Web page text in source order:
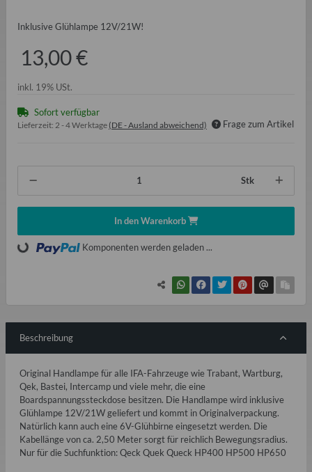
Inklusive Glühlampe 12V/21W!
13,00 €
inkl. 19% USt.
Sofort verfügbar
Lieferzeit: 2 - 4 Werktage (DE - Ausland abweichend) Frage zum Artikel
Stk
In den Warenkorb
Loading... Komponenten werden geladen ...
Beschreibung
Original Handlampe für alle IFA-Fahrzeuge wie Trabant, Wartburg,
Qek, Bastei, Intercamp und viele mehr, die eine
Boardspannungssteckdose besitzen. Die Handlampe wird inklusive
Glühlampe 12V/21W geliefert und kommt in Originalverpackung.
Natürlich kann auch eine 6V-Glühbirne eingesetzt werden. Die
Kabellänge von ca. 2,50 Meter sorgt für reichlich Bewegungsradius.
Nur für die Suchfunktion: Qeck Quek Queck HP400 HP500 HP650